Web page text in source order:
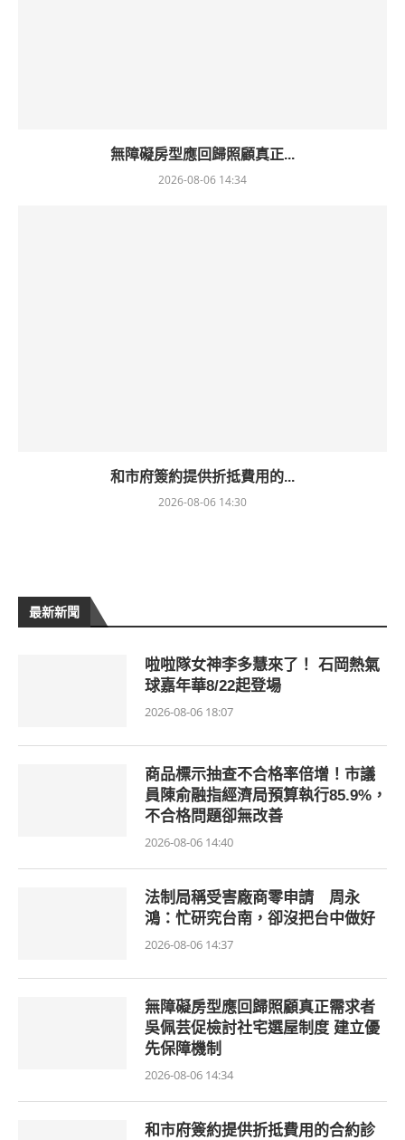
無障礙房型應回歸照顧真正...
2026-08-06 14:34
和市府簽約提供折抵費用的...
2026-08-06 14:30
最新新聞
啦啦隊女神李多慧來了！ 石岡熱氣
球嘉年華8/22起登場
2026-08-06 18:07
商品標示抽查不合格率倍增！市議
員陳俞融指經濟局預算執行85.9%，
不合格問題卻無改善
2026-08-06 14:40
法制局稱受害廠商零申請 周永
鴻：忙研究台南，卻沒把台中做好
2026-08-06 14:37
無障礙房型應回歸照顧真正需求者
吳佩芸促檢討社宅選屋制度 建立優
先保障機制
2026-08-06 14:34
和市府簽約提供折抵費用的合約診